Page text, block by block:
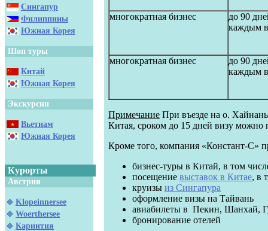
Сингапур
Филиппины
Южная Корея
Шоп туры
Китай
Южная Корея
Экскурсии
Вьетнам
Южная Корея
Курорты
Австрия
Klopeinnersee
Woerthersee
Каринтия
многократная бизнес
до 90
каждым
многократная бизнес
до 90
каждым
Примечание При въезде на о.
Китая, сроком до 15 дней визу
Кроме того, компания «Констант-С»
бизнес-туры в Китай, в том
посещение выставок в Китае, в
круизы из Сингапура
оформление визы на Тайвань
авиабилеты в Пекин, Шанхай,
бронирование отелей